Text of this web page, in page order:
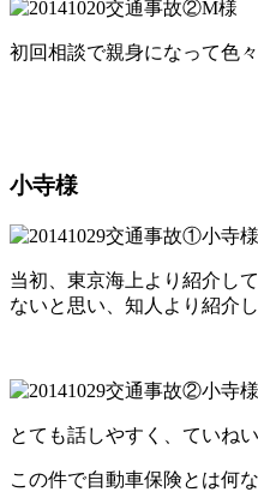
初回相談で親身になって色
小寺様
当初、東京海上より紹介し
ないと思い、知人より紹介
とても話しやすく、ていね
この件で自動車保険とは何